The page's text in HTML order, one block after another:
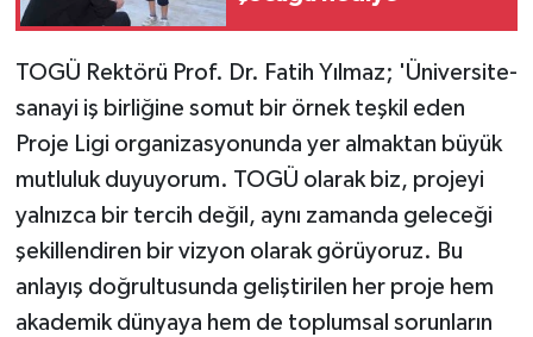
TOGÜ Rektörü Prof. Dr. Fatih Yılmaz; 'Üniversite-
sanayi iş birliğine somut bir örnek teşkil eden
Proje Ligi organizasyonunda yer almaktan büyük
mutluluk duyuyorum. TOGÜ olarak biz, projeyi
yalnızca bir tercih değil, aynı zamanda geleceği
şekillendiren bir vizyon olarak görüyoruz. Bu
anlayış doğrultusunda geliştirilen her proje hem
akademik dünyaya hem de toplumsal sorunların